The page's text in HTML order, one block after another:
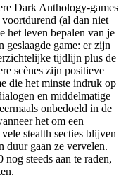
Dark Anthology-games
(al dan niet
het leven bepalen van je
geslaagde game: er zijn
tijdlijn plus de
scènes zijn positieve
die het minste indruk op
en middelmatige
onbedoeld in de
het om een
stealth secties blijven
duur gaan ze vervelen.
steeds aan te raden,